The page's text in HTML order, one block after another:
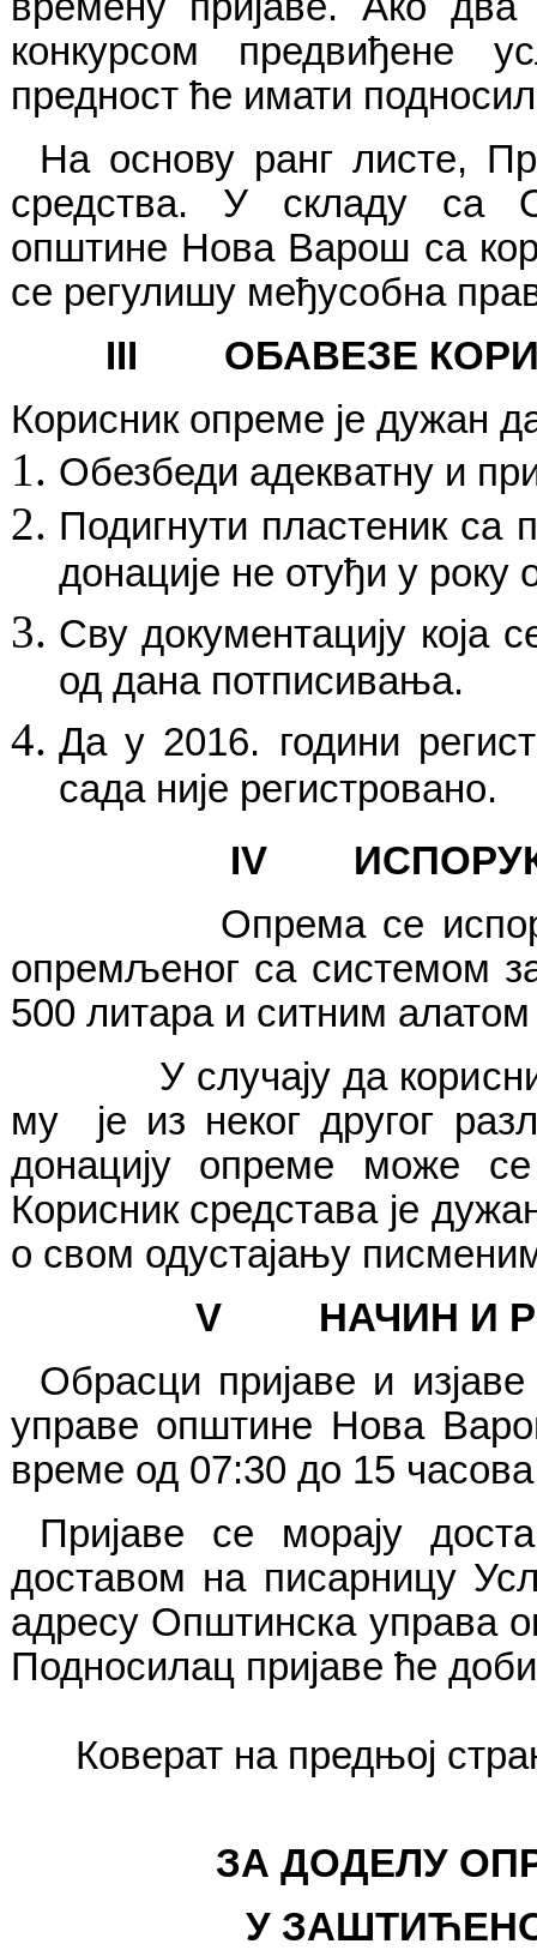
конкурсом предвиђене
предност ће имати
На основу ранг листе,
средства. У складу са
општине Нова Варош са
се регулишу међусобна
III
ОБАВЕЗЕ
Корисник опреме је дужан
Обезбеди адекватну и
Подигнути пластеник са
донације не отуђи у
Сву документацију која
од дана потписивања.
Да у 2016. години
сада није регистровано.
IV ИСП
Опрема се
опремљеног са системом
500 литара и ситним
У случају да
му је из неког другог
донацију опреме може се
Корисник средстава је
о свом одустајању
V
НАЧИН И
Обрасци пријаве и
управе општине Нова
време од 07:30 до 15
Пријаве се морају
доставом на писарницу
адресу Општинска управа
Подносилац пријаве ће
Коверат на предњој
ЗА ДОДЕЛУ
У